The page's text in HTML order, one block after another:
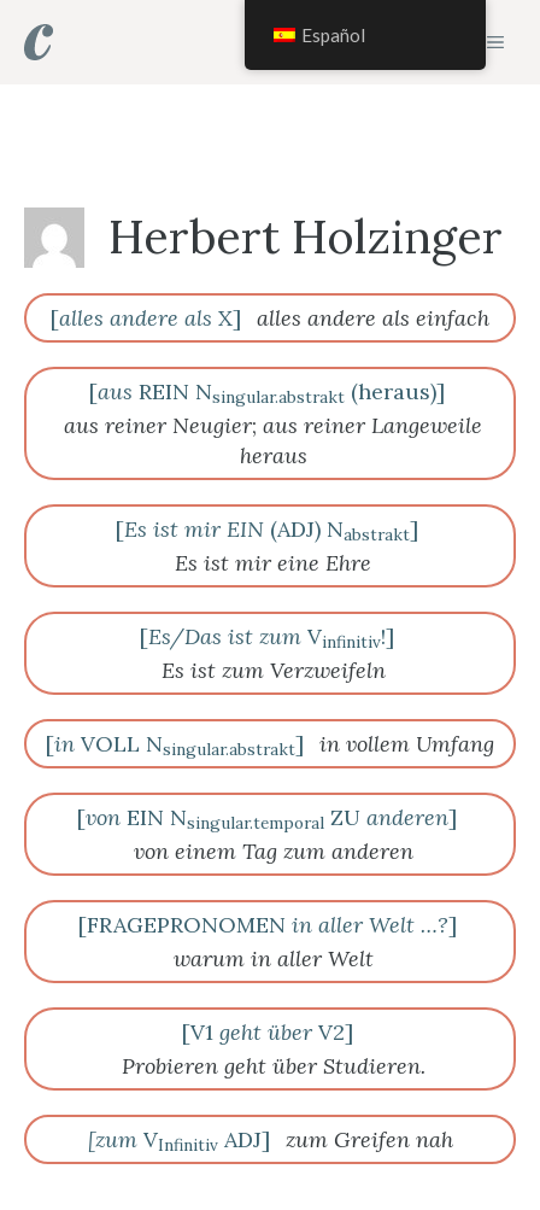
Herbert Holzinger
[alles andere als X] alles andere als einfach
[aus REIN Nsingular.abstrakt (heraus)]
aus reiner Neugier; aus reiner Langeweile
heraus
[Es ist mir EIN (ADJ) Nabstrakt]
Es ist mir eine Ehre
[Es/Das ist zum Vinfinitiv!]
Es ist zum Verzweifeln
[in VOLL Nsingular.abstrakt] in vollem Umfang
[von EIN Nsingular.temporal ZU anderen]
von einem Tag zum anderen
[FRAGEPRONOMEN in aller Welt …?]
warum in aller Welt
[V1 geht überV2]
Probieren geht über Studieren.
[zumVInfinitivADJ] zum Greifen nah
Español